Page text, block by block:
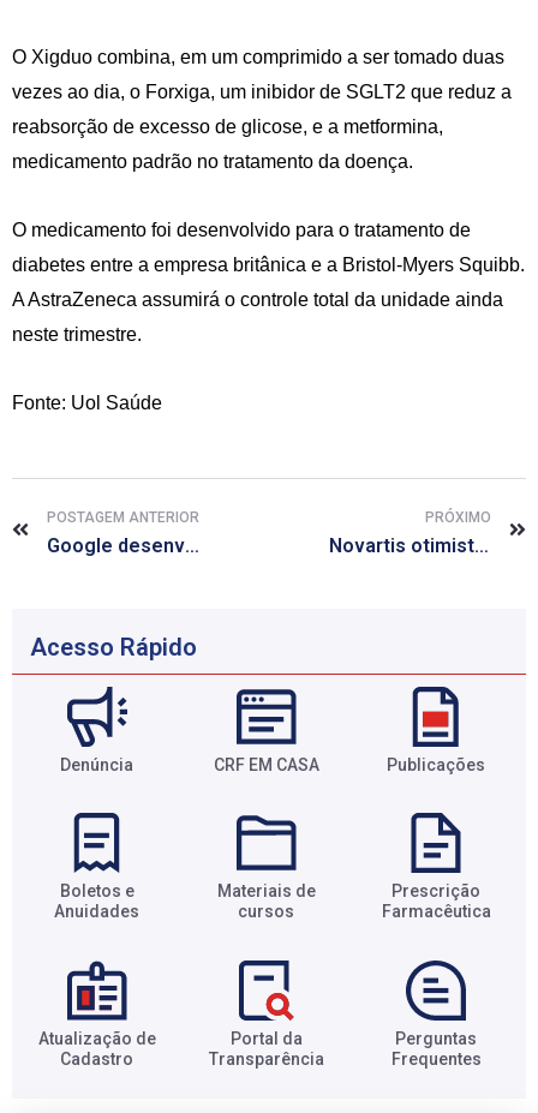
O Xigduo combina, em um comprimido a ser tomado duas
vezes ao dia, o Forxiga, um inibidor de SGLT2 que reduz a
reabsorção de excesso de glicose, e a metformina,
medicamento padrão no tratamento da doença.
O medicamento foi desenvolvido para o tratamento de
diabetes entre a empresa britânica e a Bristol-Myers Squibb.
A AstraZeneca assumirá o controle total da unidade ainda
neste trimestre.
Fonte: Uol Saúde
POSTAGEM ANTERIOR
Google desenvolve lentes de contato inteligentes para diabéticos
PRÓXIMO
Novartis otimista sobre nova droga para coração mesmo sem apoio na Europa
Acesso Rápido
Denúncia CRF EM CASA Publicações
Boletos e
Anuidades​
Materiais de
cursos​
Prescrição
Farmacêutica​
Atualização de
Cadastro​
Portal da
Transparência​
Perguntas
Frequentes​